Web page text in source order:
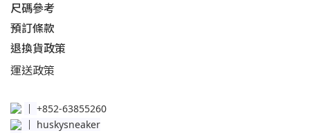
尺碼參考
預訂條款
退換貨政策​
運送政策​
│ +852-63855260
huskysneaker